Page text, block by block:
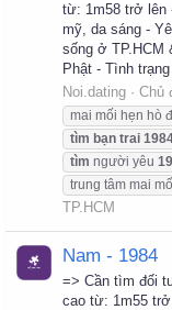
từ: 1m58 trở lên
mỹ, da sáng -
sống ở TP.HCM
Phật - Tình
Noi.dating
Chủ
mai mối hẹn hò
tìm bạn trai
tìm người yêu
trung tâm mai
TP.HCM
Nam - 1984
=> Cần tìm đối
cao từ: 1m55